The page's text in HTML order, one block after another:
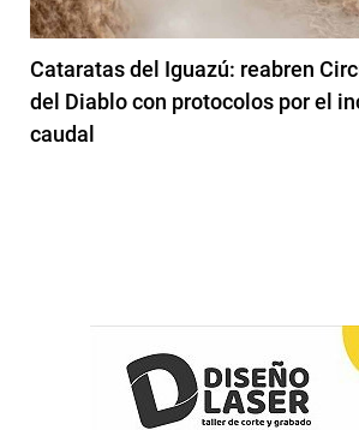
Cataratas del Iguazú: reabren
del Diablo con protocolos por el
caudal